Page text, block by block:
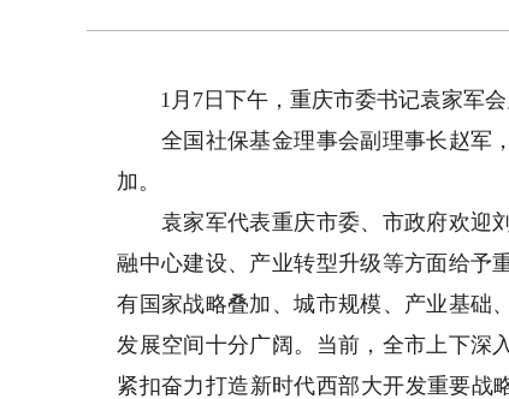
1月7日下午，重庆市委书记袁家军会
全国社保基金理事会副理事长赵军，
加。
袁家军代表重庆市委、市政府欢迎刘
融中心建设、产业转型升级等方面给予
有国家战略叠加、城市规模、产业基础
发展空间十分广阔。当前，全市上下深
紧扣奋力打造新时代西部大开发重要战